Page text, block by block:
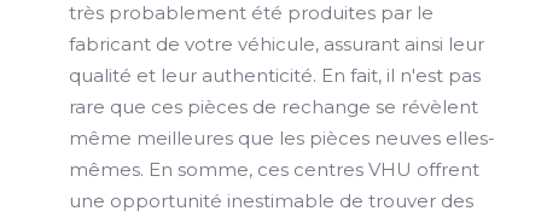
très probablement été produites par le
fabricant de votre véhicule, assurant ainsi leur
qualité et leur authenticité. En fait, il n'est pas
rare que ces pièces de rechange se révèlent
même meilleures que les pièces neuves elles-
mêmes. En somme, ces centres VHU offrent
une opportunité inestimable de trouver des